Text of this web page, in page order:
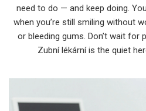
need to do — and keep doing.
when you’re still smiling without
or bleeding gums. Don’t wait for
Zubní lékární is the quiet